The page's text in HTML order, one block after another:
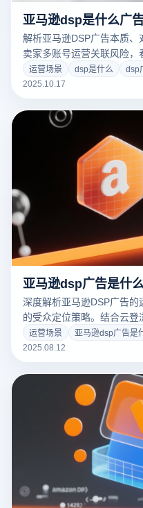
解析亚马逊DSP广告本质
卖家多账号运营关联风险，
告运营保驾护航。
运营场景 dsp是什么
dsp
2025.10.17
深度解析亚马逊DSP广告
的受众定位策略。结合云登
升广告投放精准度与账户
锁高阶玩法→
运营场景 亚马逊dsp广告是
2025.08.12